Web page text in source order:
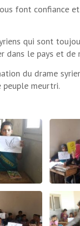
font confiance
qui sont
le pays et de
du drame
peuple meurtri.